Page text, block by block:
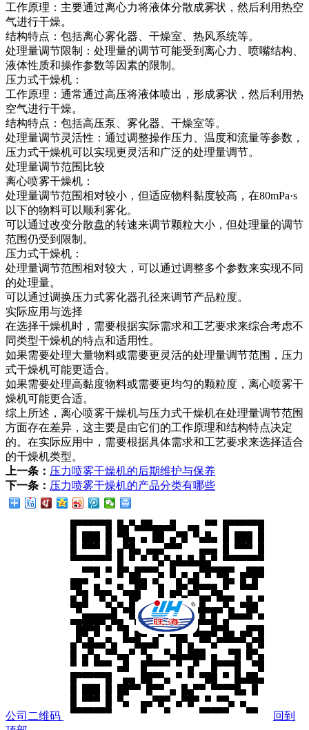
工作原理：主要通过离心力将液体分散成雾状，然后利用热空
气进行干燥。
结构特点：包括离心雾化器、干燥室、热风系统等。
处理量调节限制：处理量的调节可能受到离心力、喷嘴结构、
液体性质和操作参数等因素的限制。
压力式干燥机：
工作原理：通常通过高压将液体喷出，形成雾状，然后利用热
空气进行干燥。
结构特点：包括高压泵、雾化器、干燥室等。
处理量调节灵活性：通过调整操作压力、温度和流量等参数，
压力式干燥机可以实现更灵活和广泛的处理量调节。
处理量调节范围比较
离心喷雾干燥机：
处理量调节范围相对较小，但适应物料黏度较高，在80mPa·s
以下的物料可以顺利雾化。
可以通过改变分散盘的转速来调节颗粒大小，但处理量的调节
范围仍受到限制。
压力式干燥机：
处理量调节范围相对较大，可以通过调整多个参数来实现不同
的处理量。
可以通过调换压力式雾化器孔径来调节产品粒度。
实际应用与选择
在选择干燥机时，需要根据实际需求和工艺要求来综合考虑不
同类型干燥机的特点和适用性。
如果需要处理大量物料或需要更灵活的处理量调节范围，压力
式干燥机可能更适合。
如果需要处理高黏度物料或需要更均匀的颗粒度，离心喷雾干
燥机可能更合适。
综上所述，离心喷雾干燥机与压力式干燥机在处理量调节范围
方面存在差异，这主要是由它们的工作原理和结构特点决定
的。在实际应用中，需要根据具体需求和工艺要求来选择适合
的干燥机类型。
上一条： 压力喷雾干燥机的后期维护与保养
下一条： 压力喷雾干燥机的产品分类有哪些
公司二维码
回到